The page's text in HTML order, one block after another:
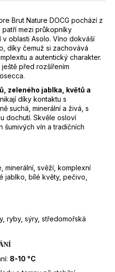
Brut Nature DOCG pochází z
patří mezi průkopníky
oblasti Asolo. Víno dokváší
díky čemuž si zachovává
a autentický charakter.
před rozšířením
zeleného jablka, květů a
díky kontaktu s
suchá, minerální a živá, s
dochutí. Skvěle osloví
šumivých vín a tradičních
minerální, svěží, komplexní
jablko, bílé květy, pečivo,
ryby, sýry, středomořská
8-10 °C